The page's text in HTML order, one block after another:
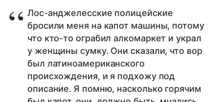
Лос-анджелесские полицейские
бросили меня на капот машины, потому
что кто-то ограбил алкомаркет и украл
у женщины сумку. Они сказали, что вор
был латиноамериканского
происхождения, и я подхожу под
описание. Я помню, насколько горячим